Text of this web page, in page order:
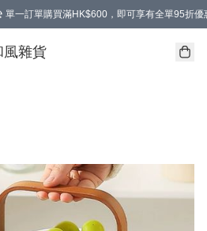
一訂單購買滿HK$600，即可享有全單95折優
一訂單消費購物滿HK$680(折扣後），可享有
風雜貨